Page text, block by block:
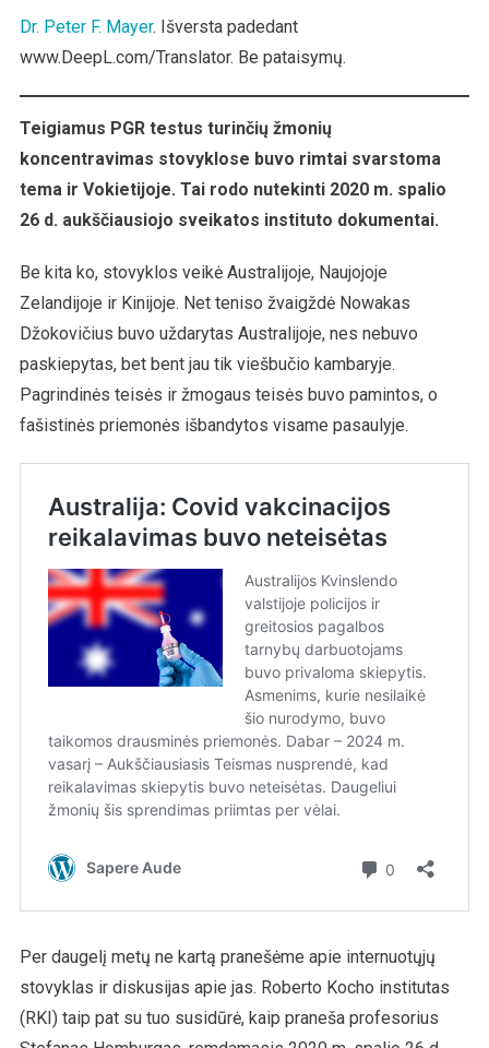
M.
Kurių
PGR
Teigiamasp
Dr. Peter F. Mayer. Išversta padedant
www.DeepL.com/Translator. Be pataisymų.
Teigiamus PGR testus turinčių žmonių
koncentravimas stovyklose buvo rimtai svarstoma
tema ir Vokietijoje. Tai rodo nutekinti 2020 m. spalio
26 d. aukščiausiojo sveikatos instituto dokumentai.
Be kita ko, stovyklos veikė Australijoje, Naujojoje
Zelandijoje ir Kinijoje. Net teniso žvaigždė Nowakas
Džokovičius buvo uždarytas Australijoje, nes nebuvo
paskiepytas, bet bent jau tik viešbučio kambaryje.
Pagrindinės teisės ir žmogaus teisės buvo pamintos, o
fašistinės priemonės išbandytos visame pasaulyje.
Per daugelį metų ne kartą pranešėme apie internuotųjų
stovyklas ir diskusijas apie jas. Roberto Kocho institutas
(RKI) taip pat su tuo susidūrė, kaip praneša profesorius